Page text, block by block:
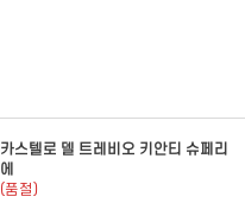
카스텔로 델 트레비오 키안티 슈페리
에
(품절)